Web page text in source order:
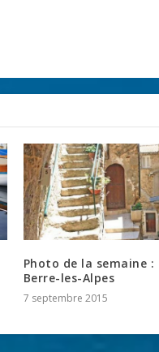
Photo de la semaine :
Berre-les-Alpes
7 septembre 2015